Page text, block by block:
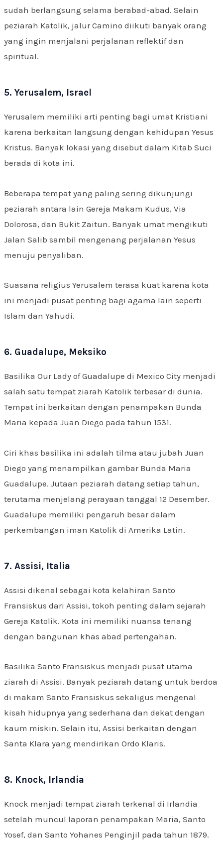
sudah berlangsung selama berabad-abad. Selain
peziarah Katolik, jalur Camino diikuti banyak orang
yang ingin menjalani perjalanan reflektif dan
spiritual.
5. Yerusalem, Israel
Yerusalem memiliki arti penting bagi umat Kristiani
karena berkaitan langsung dengan kehidupan Yesus
Kristus. Banyak lokasi yang disebut dalam Kitab Suci
berada di kota ini.
Beberapa tempat yang paling sering dikunjungi
peziarah antara lain Gereja Makam Kudus, Via
Dolorosa, dan Bukit Zaitun. Banyak umat mengikuti
Jalan Salib sambil mengenang perjalanan Yesus
menuju penyaliban.
Suasana religius Yerusalem terasa kuat karena kota
ini menjadi pusat penting bagi agama lain seperti
Islam dan Yahudi.
6. Guadalupe, Meksiko
Basilika Our Lady of Guadalupe di Mexico City menjadi
salah satu tempat ziarah Katolik terbesar di dunia.
Tempat ini berkaitan dengan penampakan Bunda
Maria kepada Juan Diego pada tahun 1531.
Ciri khas basilika ini adalah tilma atau jubah Juan
Diego yang menampilkan gambar Bunda Maria
Guadalupe. Jutaan peziarah datang setiap tahun,
terutama menjelang perayaan tanggal 12 Desember.
Guadalupe memiliki pengaruh besar dalam
perkembangan iman Katolik di Amerika Latin.
7. Assisi, Italia
Assisi dikenal sebagai kota kelahiran Santo
Fransiskus dari Assisi, tokoh penting dalam sejarah
Gereja Katolik. Kota ini memiliki nuansa tenang
dengan bangunan khas abad pertengahan.
Basilika Santo Fransiskus menjadi pusat utama
ziarah di Assisi. Banyak peziarah datang untuk berdoa
di makam Santo Fransiskus sekaligus mengenal
kisah hidupnya yang sederhana dan dekat dengan
kaum miskin. Selain itu, Assisi berkaitan dengan
Santa Klara yang mendirikan Ordo Klaris.
8. Knock, Irlandia
Knock menjadi tempat ziarah terkenal di Irlandia
setelah muncul laporan penampakan Maria, Santo
Yosef, dan Santo Yohanes Penginjil pada tahun 1879.